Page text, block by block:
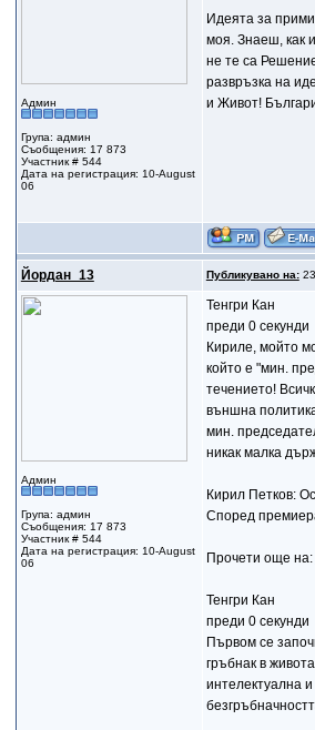
Админ
Група: админ
Съобщения: 17 873
Участник # 544
Дата на регистрация: 10-August
06
Идеята за
моя. Знаеш, как
не те са
развръзка на
и Живот!
Йордан_13 Публикувано на:
Админ
Група: админ
Съобщения: 17 873
Участник # 544
Дата на регистрация: 10-August
06
Тенгри Кан
преди 0 секунди
Кириле, мойто
който е "мин.
течението!
външна
мин.
никак малка
Кирил Петков:
Според
Прочети още на:
Тенгри Кан
преди 0 секунди
Първом се
гръбнак в
интелектуална